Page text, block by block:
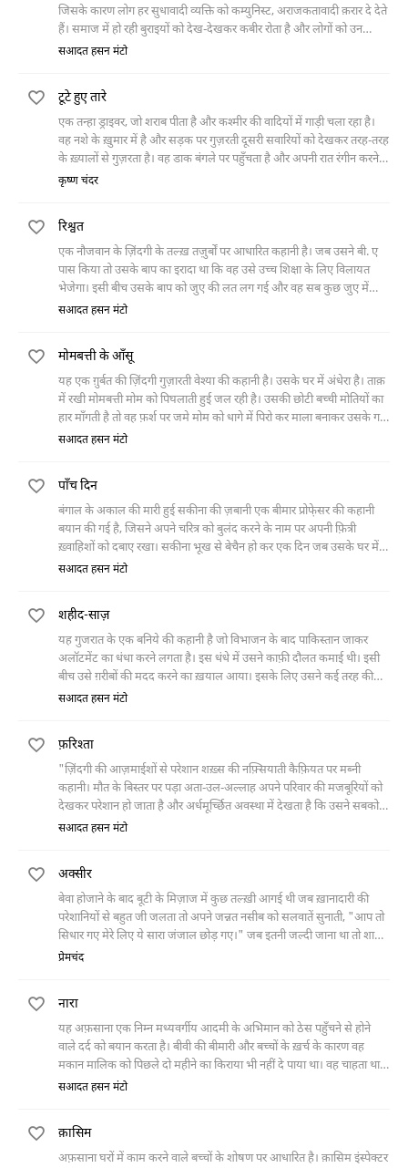
मर जाता है।
जिसके कारण लोग हर सुधावादी व्यक्ति को कम्युनिस्ट, अराजकतावादी क़रार दे देते
हैं। समाज में हो रही बुराइयों को देख-देखकर कबीर रोता है और लोगों को उन
बुराइयों को करने से रोकता है। परंतु हर जगह उसका मज़ाक़ उड़ाया जाता है। लोग
सआदत हसन मंटो
टूटे हुए तारे
एक तन्हा ड्राइवर, जो शराब पीता है और कश्मीर की वादियों में गाड़ी चला रहा है।
वह नशे के ख़ुमार में है और सड़क पर गुज़रती दूसरी सवारियों को देखकर तरह-तरह
के ख़्यालों से गुज़रता है। वह डाक बंगले पर पहुँचता है और अपनी रात रंगीन करने
के लिए एक मुर्ग़ी और एक औरत मँगाता है। औरत मजबूर है और अपने बीमार बेटे
कहानी में कहा गया है।
कृष्ण चंदर
रिश्वत
एक नौजवान के ज़िंदगी के तल्ख़ तज़ुर्बों पर आधारित कहानी है। जब उसने बी. ए
पास किया तो उसके बाप का इरादा था कि वह उसे उच्च शिक्षा के लिए विलायत
भेजेगा। इसी बीच उसके बाप को जुए की लत लग गई और वह सब कुछ जुए में
हारकर मर गया। नौजवान ख़ाली हाथ दुनिया से संघर्ष करने लगा। वह जहाँ भी
रूपये भी डाल दिए जो उसने मज़दूरी कर के कमाए थे। उसका यह ख़त एक
अख़बार के एडिटर के पास पहुँच जाता है, जहाँ से उसे दो सौ रूपये माहवार की
तनख़्वाह पर नौकरी के लिए बुलावा आ जाता है।
सआदत हसन मंटो
मोमबत्ती के आँसू
यह एक ग़ुर्बत की ज़िंदगी गुज़ारती वेश्या की कहानी है। उसके घर में अंधेरा है। ताक़
में रखी मोमबत्ती मोम को पिघलाती हुई जल रही है। उसकी छोटी बच्ची मोतियों का
हार माँगती है तो वह फ़र्श पर जमे मोम को धागे में पिरो कर माला बनाकर उसके गले
में पहना देती है। रात में उसका ग्राहक आता है। उससे अलग होने पर वह थक जाती
सआदत हसन मंटो
पाँच दिन
बंगाल के अकाल की मारी हुई सकीना की ज़बानी एक बीमार प्रोफे़सर की कहानी
बयान की गई है, जिसने अपने चरित्र को बुलंद करने के नाम पर अपनी फ़ित्री
ख़्वाहिशों को दबाए रखा। सकीना भूख से बेचैन हो कर एक दिन जब उसके घर में
चली आती है तो प्रोफे़सर कहता है कि तुम इसी घर में रह जाओ, मैं दस बरस तक
सहित उन सभी लड़कियों को जिन्हें उसने पढ़ाया है हमेशा ग़लत निगाहों से देखा है।
सआदत हसन मंटो
शहीद-साज़
यह गुजरात के एक बनिये की कहानी है जो विभाजन के बाद पाकिस्तान जाकर
अलॉटमेंट का धंधा करने लगता है। इस धंधे में उसने काफ़ी दौलत कमाई थी। इसी
बीच उसे ग़रीबों की मदद करने का ख़याल आया। इसके लिए उसने कई तरह की
तरकीबें सोचीं, पर सब बेसूद। आख़िर में उसने एक मौलाना की तक़रीर सुनी जो
सआदत हसन मंटो
फ़रिश्ता
"ज़िंदगी की आज़माईशों से परेशान शख़्स की नफ़्सियाती कैफ़ियत पर मब्नी
कहानी। मौत के बिस्तर पर पड़ा अता-उल-अल्लाह अपने परिवार की मजबूरियों को
देखकर परेशान हो जाता है और अर्धमूर्च्छित अवस्था में देखता है कि उसने सबको
मार डाला है यानी जो काम वो अस्ल में नहीं कर सकता उसे ख़्वाब में अंजाम देता
सआदत हसन मंटो
अक्सीर
बेवा होजाने के बाद बूटी के मिज़ाज में कुछ तल्ख़ी आगई थी जब ख़ानादारी की
परेशानियों से बहुत जी जलता तो अपने जन्नत नसीब को सलवातें सुनाती, "आप तो
सिधार गए मेरे लिए ये सारा जंजाल छोड़ गए।" जब इतनी जल्दी जाना था तो शादी
न जाने किस लिए की थी, "घर में भूनी
प्रेमचंद
नारा
यह अफ़साना एक निम्न मध्यवर्गीय आदमी के अभिमान को ठेस पहुँचने से होने
वाले दर्द को बयान करता है। बीवी की बीमारी और बच्चों के ख़र्च के कारण वह
मकान मालिक को पिछले दो महीने का किराया भी नहीं दे पाया था। वह चाहता था
कि मालिक उसे एक महीने की और मोहलत दे दे। इस विनती के साथ जब वह
विचारों में गुम शहर के दूसरे सिरे पर जा पहुँचा। वहाँ उसने अपनी पूरी क़ुव्वत से एक
'नारा' लगाया और ख़ुद को हल्का महसूस करने लगा।
सआदत हसन मंटो
क़ासिम
अफ़साना घरों में काम करने वाले बच्चों के शोषण पर आधारित है। क़ासिम इंस्पेक्टर